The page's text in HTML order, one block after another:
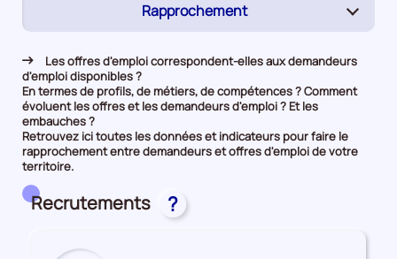
Rapprochement
(page
Demandeurs d'emploi
Offres d’emploi
Les offres d'emploi correspondent-elles aux demandeurs
d'emploi disponibles ?
En termes de profils, de métiers, de compétences ? Comment
évoluent les offres et les demandeurs d'emploi ? Et les
embauches ?
Retrouvez ici toutes les données et indicateurs pour faire le
rapprochement entre demandeurs et offres d'emploi de votre
territoire.
Recrutements ?